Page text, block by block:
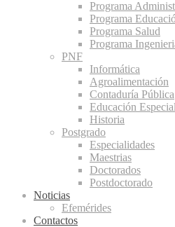
Programa
Programa
Programa Salud
Programa
PNF
Informática
Agroalimentación
Contaduría Pública
Educación Especial
Historia
Postgrado
Especialidades
Maestrias
Doctorados
Postdoctorado
Noticias
Efemérides
Contactos